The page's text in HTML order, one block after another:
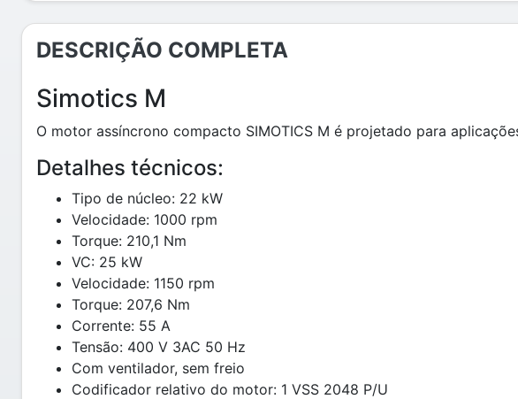
DESCRIÇÃO COMPLETA
Simotics M
O motor assíncrono compacto SIMOTICS M é projetado para
Detalhes técnicos:
Tipo de núcleo: 22 kW
Velocidade: 1000 rpm
Torque: 210,1 Nm
VC: 25 kW
Velocidade: 1150 rpm
Torque: 207,6 Nm
Corrente: 55 A
Tensão: 400 V 3AC 50 Hz
Com ventilador, sem freio
Codificador relativo do motor: 1 VSS 2048 P/U